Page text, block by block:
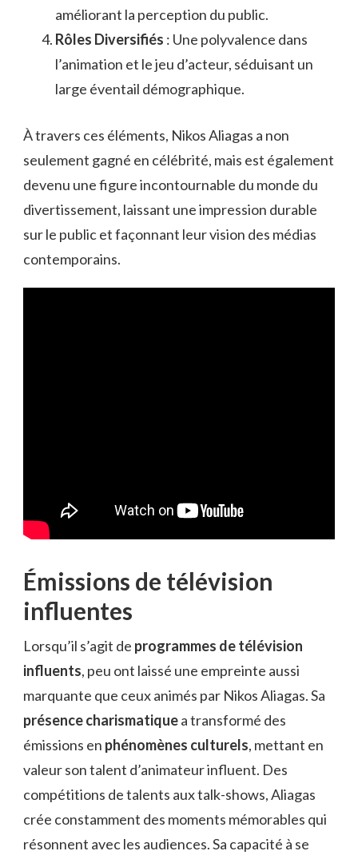
améliorant la perception du public.
Rôles Diversifiés : Une polyvalence dans
l’animation et le jeu d’acteur, séduisant un
large éventail démographique.
À travers ces éléments, Nikos Aliagas a non
seulement gagné en célébrité, mais est également
devenu une figure incontournable du monde du
divertissement, laissant une impression durable
sur le public et façonnant leur vision des médias
contemporains.
Émissions de télévision
influentes
Lorsqu’il s’agit de programmes de télévision
influents, peu ont laissé une empreinte aussi
marquante que ceux animés par Nikos Aliagas. Sa
présence charismatiquea transformé des
émissions en phénomènes culturels, mettant en
valeur son talent d’animateur influent. Des
compétitions de talents aux talk-shows, Aliagas
crée constamment des moments mémorables qui
résonnent avec les audiences. Sa capacité à se